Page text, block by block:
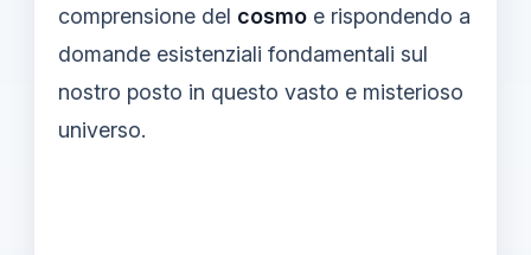
comprensione del cosmo e rispondendo a
domande esistenziali fondamentali sul
nostro posto in questo vasto e misterioso
universo.